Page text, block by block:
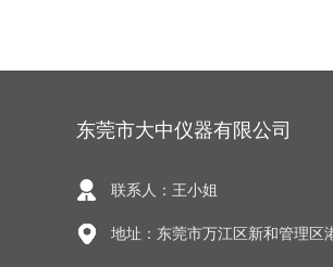
东莞市大中仪器有限公司
联系人：王小姐
地址：东莞市万江区新和管理区